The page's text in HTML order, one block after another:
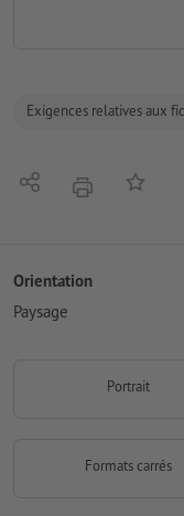
Exigences relatives aux
PartagerimprimerAjouter
Orientation
Paysage
Portrait
Formats carrés